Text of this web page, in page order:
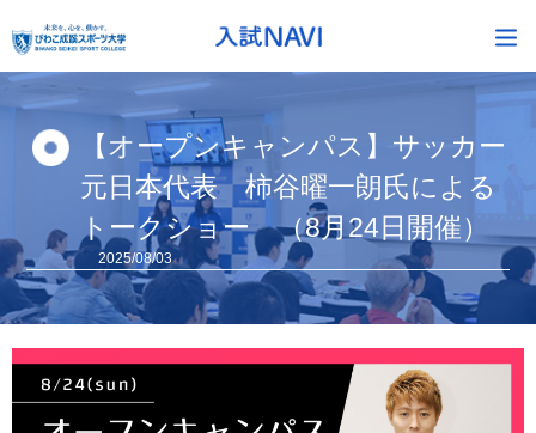
【オープンキャンパス】サッカー
元日本代表 柿谷曜一朗氏による
トークショー （8月24日開催）
2025/08/03